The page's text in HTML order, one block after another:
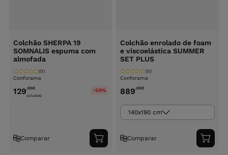
Colchão SHERPA 19
SOMNALIS espuma com
almofada
Conforama
(0)
129,00€
271.00€
-50%
Comparar
Adicionar
ao
Colchão enrolado de foam
e viscoelástica SUMMER
SET PLUS
Conforama
(0)
889,00€
140x190 cm
Comparar
ao